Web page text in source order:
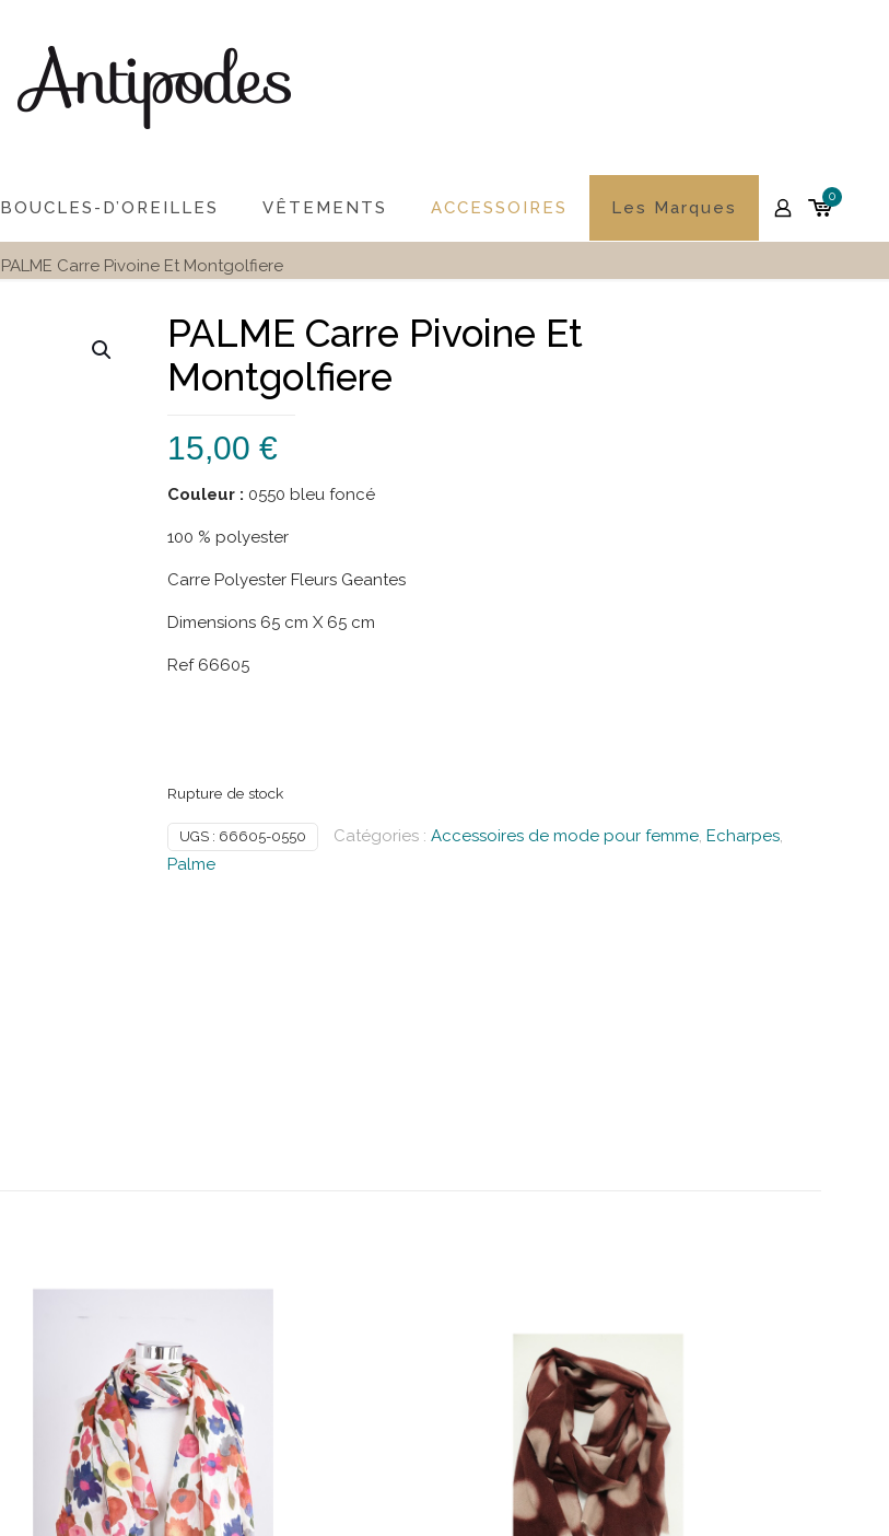
BOUCLES-D’OREILLES VÊTEMENTS ACCESSOIRES Les Marques
0
PALME Carre Pivoine Et Montgolfiere
PALME Carre Pivoine Et
Montgolfiere
15,00 €
Couleur : 0550 bleu foncé
100 % polyester
Carre Polyester Fleurs Geantes
Dimensions 65 cm X 65 cm
Ref 66605
Rupture de stock
UGS : 66605-0550 Catégories : Accessoires de mode pour femme, Echarpes,
Palme